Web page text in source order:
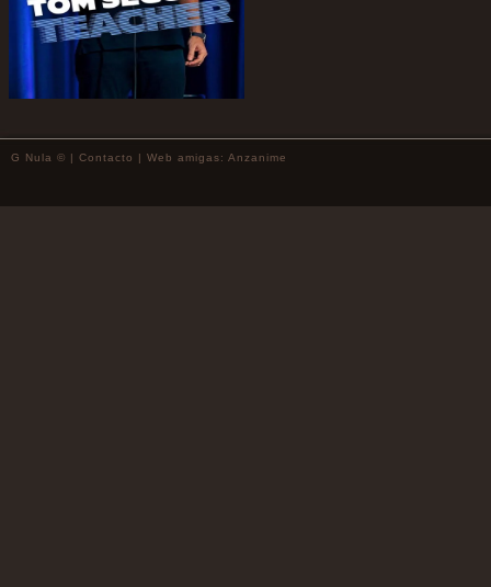
G Nula © | Contacto | Web amigas: Anzanime